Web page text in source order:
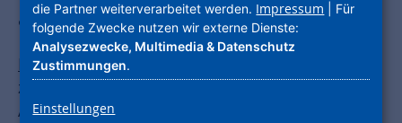
am 12. Juli
Frankfurt am Main / Kassel
zu Ende, die Sommerferien stehen vor der Tür.
Aber nicht allen Familien ist es finanziell
die Partner weiterverarbeitet werden. Impressum | Für
folgende Zwecke nutzen wir externe Dienste:
Analysezwecke, Multimedia & Datenschutz
Zustimmungen.
Einstellungen